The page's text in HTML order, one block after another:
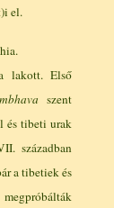
el.
lakott. Első
szent
és tibeti urak
században
a tibetiek és